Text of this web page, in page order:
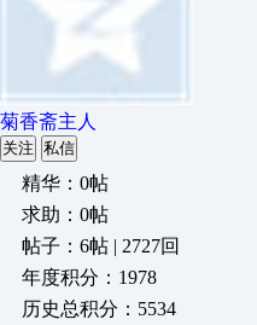
菊香斋主人
关注 私信
精华：0帖
求助：0帖
帖子：6帖 | 2727回
年度积分：1978
历史总积分：5534